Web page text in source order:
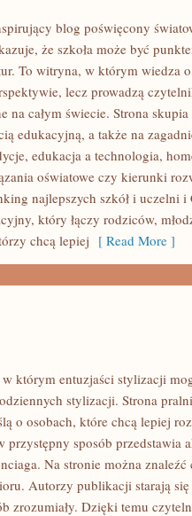
blog poświęcony
że szkoła może być
To witryna, w którym wiedza
lecz prowadzą
na całym świecie. Strona skupia
edukacyjną, a także na
edukacja a technologia,
oświatowe czy kierunki
najlepszych szkół i uczelni i
który łączy rodziców,
chcą lepiej [ Read More ]
którym entuzjaści stylizacji
stylizacji. Strona
o osobach, które chcą lepiej
sposób przedstawia
Na stronie można znaleźć
Autorzy publikacji starają się
zrozumiały. Dzięki temu